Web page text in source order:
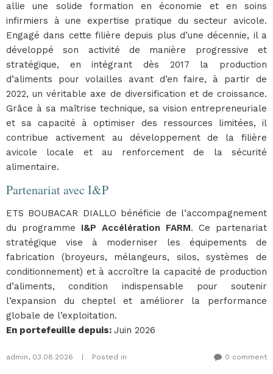
allie une solide formation en économie et en soins
infirmiers à une expertise pratique du secteur avicole.
Engagé dans cette filière depuis plus d’une décennie, il a
développé son activité de manière progressive et
stratégique, en intégrant dès 2017 la production
d’aliments pour volailles avant d’en faire, à partir de
2022, un véritable axe de diversification et de croissance.
Grâce à sa maîtrise technique, sa vision entrepreneuriale
et sa capacité à optimiser des ressources limitées, il
contribue activement au développement de la filière
avicole locale et au renforcement de la sécurité
alimentaire.
Partenariat avec I&P
ETS BOUBACAR DIALLO bénéficie de l’accompagnement
du programme I&P Accélération FARM. Ce partenariat
stratégique vise à moderniser les équipements de
fabrication (broyeurs, mélangeurs, silos, systèmes de
conditionnement) et à accroître la capacité de production
d’aliments, condition indispensable pour soutenir
l’expansion du cheptel et améliorer la performance
globale de l’exploitation.
En portefeuille depuis: Juin 2026
admin, 03.08.2026 Posted in 0 comment